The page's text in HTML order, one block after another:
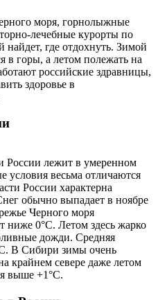
моря, горнолыжные
лечебные курорты по
где отдохнуть. Зимой
в горы, а летом полежать на
российские здравницы,
здоровье в
России лежит в умеренном
условия весьма отличаются
России характерна
обычно выпадает в ноябре
Черного моря
ниже 0°С. Летом здесь жарко
дожди. Средняя
В Сибири зимы очень
крайнем севере даже летом
выше +1°С.